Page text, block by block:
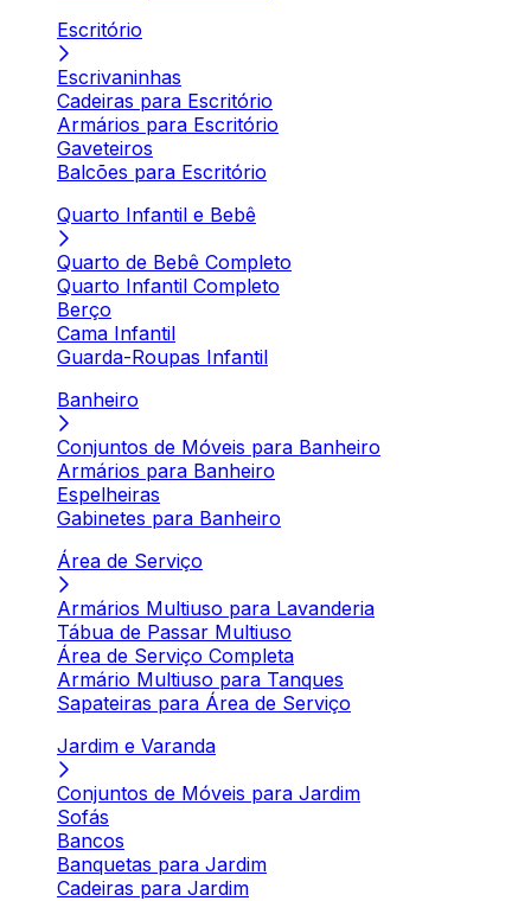
Escritório
Escrivaninhas
Cadeiras para Escritório
Armários para Escritório
Gaveteiros
Balcões para Escritório
Quarto Infantil e Bebê
Quarto de Bebê Completo
Quarto Infantil Completo
Berço
Cama Infantil
Guarda-Roupas Infantil
Banheiro
Conjuntos de Móveis para Banheiro
Armários para Banheiro
Espelheiras
Gabinetes para Banheiro
Área de Serviço
Armários Multiuso para Lavanderia
Tábua de Passar Multiuso
Área de Serviço Completa
Armário Multiuso para Tanques
Sapateiras para Área de Serviço
Jardim e Varanda
Conjuntos de Móveis para Jardim
Sofás
Bancos
Banquetas para Jardim
Cadeiras para Jardim